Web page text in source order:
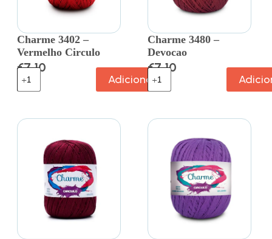
Charme 3402 –
Vermelho Circulo
€7.10
Adicionar
Charme 3480 –
Devocao
€7.10